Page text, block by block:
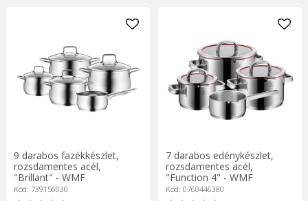
9 darabos fazékkészlet,
rozsdamentes acél,
"Brillant" - WMF
Kód: 739156030
7 darabos edénykészlet,
rozsdamentes acél,
"Function 4" - WMF
Kód: 0760446380